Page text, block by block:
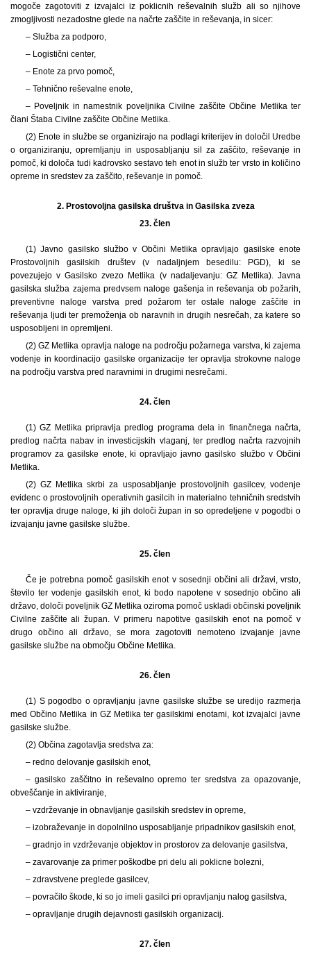
mogoče zagotoviti z izvajalci iz poklicnih reševalnih služb ali so njihove
zmogljivosti nezadostne glede na načrte zaščite in reševanja, in sicer:
– Služba za podporo,
– Logistični center,
– Enote za prvo pomoč,
– Tehnično reševalne enote,
– Poveljnik in namestnik poveljnika Civilne zaščite Občine Metlika ter
člani Štaba Civilne zaščite Občine Metlika.
(2) Enote in službe se organizirajo na podlagi kriterijev in določil Uredbe
o organiziranju, opremljanju in usposabljanju sil za zaščito, reševanje in
pomoč, ki določa tudi kadrovsko sestavo teh enot in služb ter vrsto in količino
opreme in sredstev za zaščito, reševanje in pomoč.
2. Prostovoljna gasilska društva in Gasilska zveza
23. člen
(1) Javno gasilsko službo v Občini Metlika opravljajo gasilske enote
Prostovoljnih gasilskih društev (v nadaljnjem besedilu: PGD), ki se
povezujejo v Gasilsko zvezo Metlika (v nadaljevanju: GZ Metlika). Javna
gasilska služba zajema predvsem naloge gašenja in reševanja ob požarih,
preventivne naloge varstva pred požarom ter ostale naloge zaščite in
reševanja ljudi ter premoženja ob naravnih in drugih nesrečah, za katere so
usposobljeni in opremljeni.
(2) GZ Metlika opravlja naloge na področju požarnega varstva, ki zajema
vodenje in koordinacijo gasilske organizacije ter opravlja strokovne naloge
na področju varstva pred naravnimi in drugimi nesrečami.
24. člen
(1) GZ Metlika pripravlja predlog programa dela in finančnega načrta,
predlog načrta nabav in investicijskih vlaganj, ter predlog načrta razvojnih
programov za gasilske enote, ki opravljajo javno gasilsko službo v Občini
Metlika.
(2) GZ Metlika skrbi za usposabljanje prostovoljnih gasilcev, vodenje
evidenc o prostovoljnih operativnih gasilcih in materialno tehničnih sredstvih
ter opravlja druge naloge, ki jih določi župan in so opredeljene v pogodbi o
izvajanju javne gasilske službe.
25. člen
Če je potrebna pomoč gasilskih enot v sosednji občini ali državi, vrsto,
število ter vodenje gasilskih enot, ki bodo napotene v sosednjo občino ali
državo, določi poveljnik GZ Metlika oziroma pomoč uskladi občinski poveljnik
Civilne zaščite ali župan. V primeru napotitve gasilskih enot na pomoč v
drugo občino ali državo, se mora zagotoviti nemoteno izvajanje javne
gasilske službe na območju Občine Metlika.
26. člen
(1) S pogodbo o opravljanju javne gasilske službe se uredijo razmerja
med Občino Metlika in GZ Metlika ter gasilskimi enotami, kot izvajalci javne
gasilske službe.
(2) Občina zagotavlja sredstva za:
– redno delovanje gasilskih enot,
– gasilsko zaščitno in reševalno opremo ter sredstva za opazovanje,
obveščanje in aktiviranje,
– vzdrževanje in obnavljanje gasilskih sredstev in opreme,
– izobraževanje in dopolnilno usposabljanje pripadnikov gasilskih enot,
– gradnjo in vzdrževanje objektov in prostorov za delovanje gasilstva,
– zavarovanje za primer poškodbe pri delu ali poklicne bolezni,
– zdravstvene preglede gasilcev,
– povračilo škode, ki so jo imeli gasilci pri opravljanju nalog gasilstva,
– opravljanje drugih dejavnosti gasilskih organizacij.
27. člen